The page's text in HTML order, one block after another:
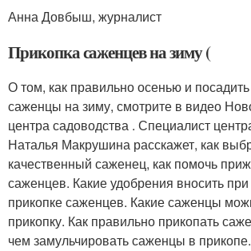
Анна Довбыш, журналист
Прикопка саженцев на зиму (
О том, как правильно осенью и
саженцы на зиму, смотрите в видео
центра садоводства . Специалист
Наталья Макрушина расскажет, как
качественный саженец, как помочь
саженцев. Какие удобрения вносить
прикопке саженцев. Какие саженцы
прикопку. Как правильно прикопать
чем замульчировать саженцы в прикопе.